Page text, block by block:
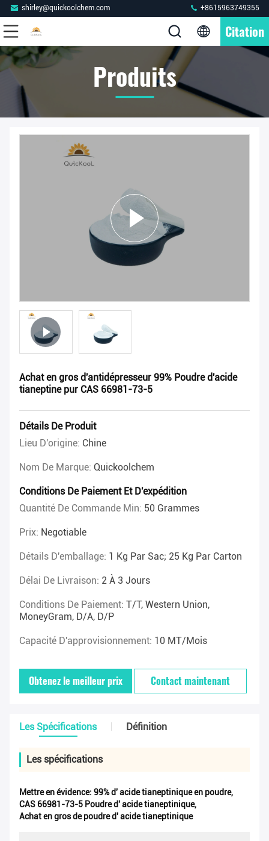
shirley@quickoolchem.com +8615963749355
Citation
Produits
Achat en gros d'antidépresseur 99% Poudre d'acide
tianeptine pur CAS 66981-73-5
Détails De Produit
Lieu D'origine: Chine
Nom De Marque: Quickoolchem
Conditions De Paiement Et D'expédition
Quantité De Commande Min: 50 Grammes
Prix: Negotiable
Détails D'emballage: 1 Kg Par Sac; 25 Kg Par Carton
Délai De Livraison: 2 À 3 Jours
Conditions De Paiement: T/T, Western Union,
MoneyGram, D/A, D/P
Capacité D'approvisionnement: 10 MT/mois
Obtenez le meilleur prix Contact maintenant
Les Spécifications Définition
Les spécifications
Mettre en évidence: 99% d' acide tianeptinique en poudre,
CAS 66981-73-5 Poudre d' acide tianeptinique,
Achat en gros de poudre d' acide tianeptinique